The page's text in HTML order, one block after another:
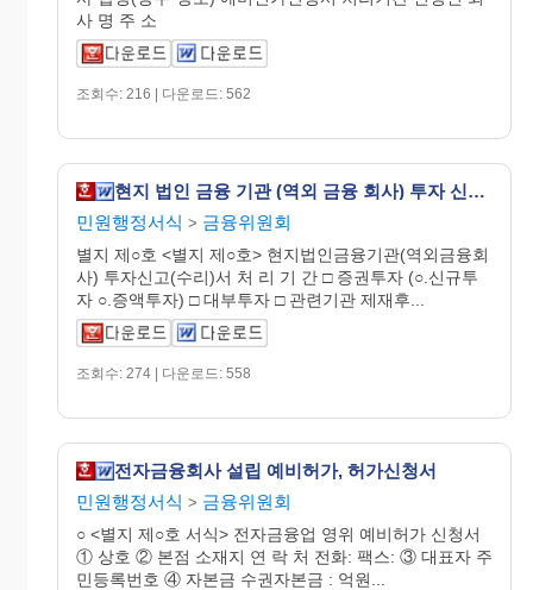
사 명 주 소
조회수: 216 | 다운로드: 562
현지 법인 금융 기관 (역외 금융 회사) 투자 신고 (수리) 서
민원행정서식 > 금융위원회
별지 제○호 <별지 제○호> 현지법인금융기관(역외금융회
사) 투자신고(수리)서 처 리 기 간 □ 증권투자 (○.신규투
자 ○.증액투자) □ 대부투자 □ 관련기관 제재후...
조회수: 274 | 다운로드: 558
전자금융회사 설립 예비허가, 허가신청서
민원행정서식 > 금융위원회
○ <별지 제○호 서식> 전자금융업 영위 예비허가 신청서
① 상호 ② 본점 소재지 연 락 처 전화: 팩스: ③ 대표자 주
민등록번호 ④ 자본금 수권자본금 : 억원...